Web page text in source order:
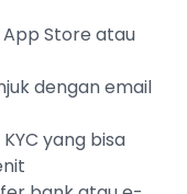
Store atau
dengan email
yang bisa